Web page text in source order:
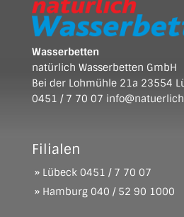
Wasserbetten
natürlich Wasserbetten GmbH
Bei der Lohmühle 21a 23554
0451 / 7 70 07
Filialen
» Lübeck 0451 / 7 70 07
» Hamburg 040 / 52 90 1000